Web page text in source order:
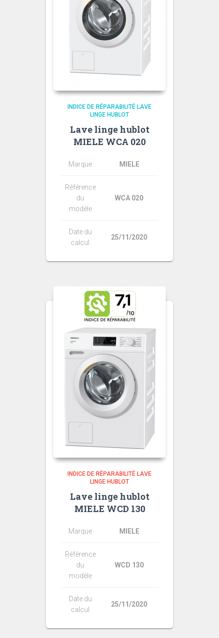
INDICE DE RÉPARABILITÉ LAVE
LINGE HUBLOT
Lave linge hublot
MIELE WCA 020
Marque MIELE
Référence
du
modèle
WCA 020
Date du
calcul
25/11/2020
INDICE DE RÉPARABILITÉ LAVE
LINGE HUBLOT
Lave linge hublot
MIELE WCD 130
Marque MIELE
Référence
du
modèle
WCD 130
Date du
calcul
25/11/2020